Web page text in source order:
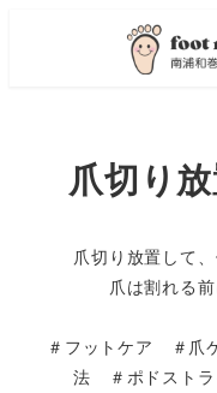
爪切り
爪切り放置して
爪は割れる
＃フットケア ＃爪
法 ＃ポドスト